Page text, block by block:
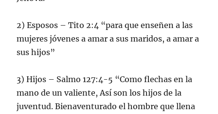
2) Esposos – Tito 2:4 “para que enseñen a las
mujeres jóvenes a amar a sus maridos, a amar a
sus hijos”
3) Hijos – Salmo 127:4-5 “Como flechas en la
mano de un valiente, Así son los hijos de la
juventud. Bienaventurado el hombre que llena